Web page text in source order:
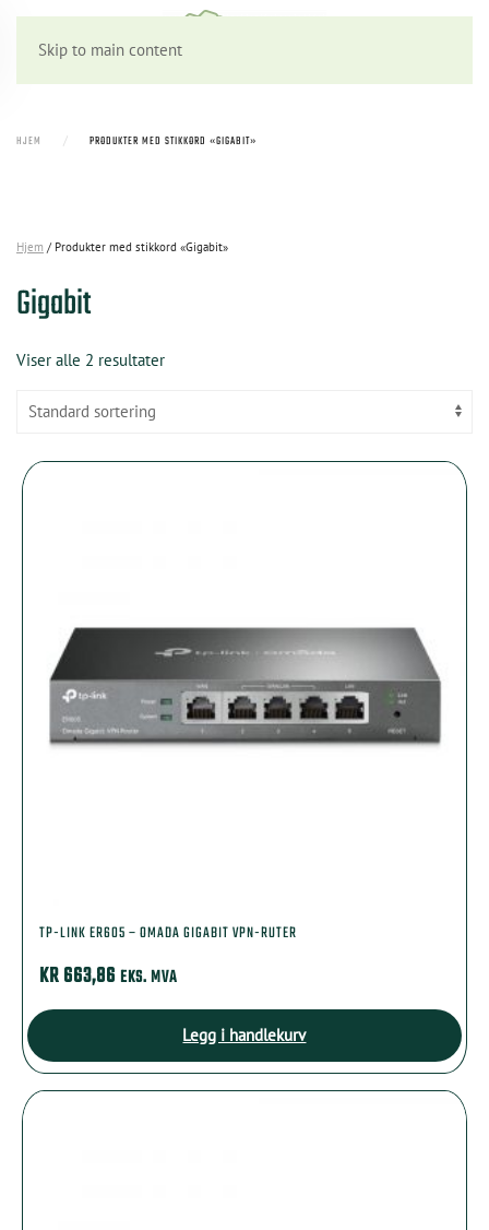
Skip to main content
HJEM PRODUKTER MED STIKKORD «GIGABIT»
Hjem / Produkter med stikkord «Gigabit»
Gigabit
Viser alle 2 resultater
TP-LINK ER605 – OMADA GIGABIT VPN-RUTER
KR663,86 EKS. MVA
Legg i handlekurv